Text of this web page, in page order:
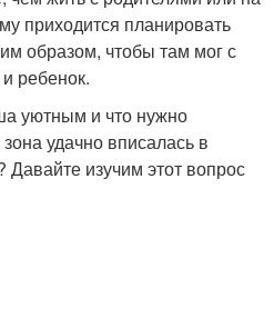
приходится планировать
образом, чтобы там мог с
ребенок.
уютным и что нужно
удачно вписалась в
изучим этот вопрос